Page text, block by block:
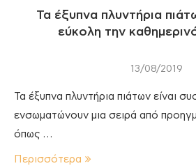
Τα έξυπνα πλυντήρια
εύκολη την
13/08/2019
Τα έξυπνα πλυντήρια πιάτων είναι
ενσωματώνουν μια σειρά από
όπως …
Περισσότερα